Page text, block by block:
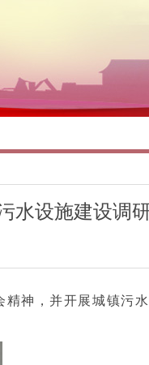
水设施建设调
神，并开展城镇污水